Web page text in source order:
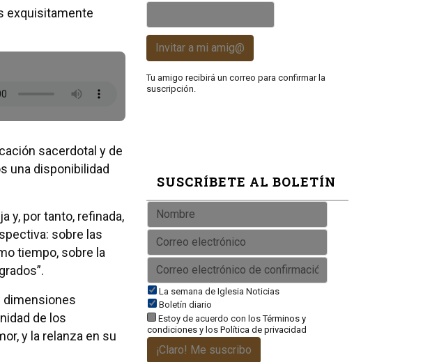
exquisitamente
sacerdotal y de
una disponibilidad
y, por tanto, refinada,
sobre las
tiempo, sobre la
dimensiones
de los
y la relanza en su
Invitar a mi amig@
Tu amigo recibirá un correo para confirmar la
suscripción.
SUSCRÍBETE AL BOLETÍN
La semana de Iglesia Noticias
Boletín diario
Estoy de acuerdo con losTérminos y
condiciones y los Política de privacidad
¡Claro! Me suscribo